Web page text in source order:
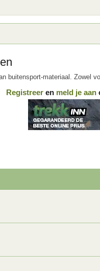
buitensport-materiaal. Zowel
Registreer en meld je aan